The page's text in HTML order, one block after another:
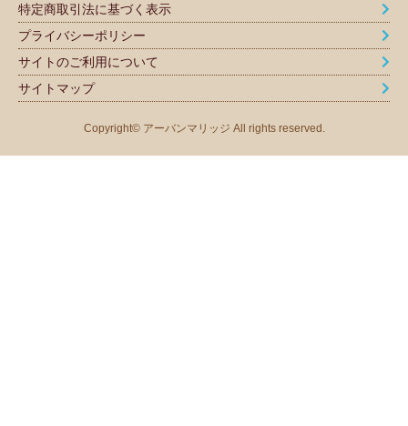
特定商取引法に基づく表示
プライバシーポリシー
サイトのご利用について
サイトマップ
Copyright© アーバンマリッジ All rights reserved.